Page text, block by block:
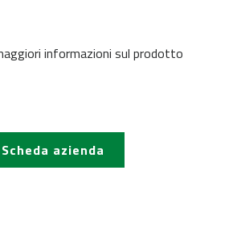
informazioni sul prodotto
Scheda azienda